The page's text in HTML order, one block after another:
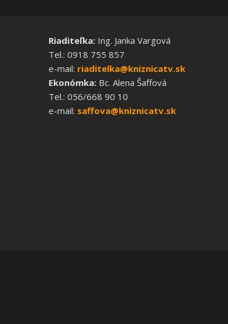
Riaditeľka:Ing. Janka Vargová
Tel.: 0918 755 857
e-mail: riaditelka@kniznicatv.sk
Ekonómka:Bc. Alena Šaffová
Tel.: 056/668 90 10
e-mail: saffova@kniznicatv.sk